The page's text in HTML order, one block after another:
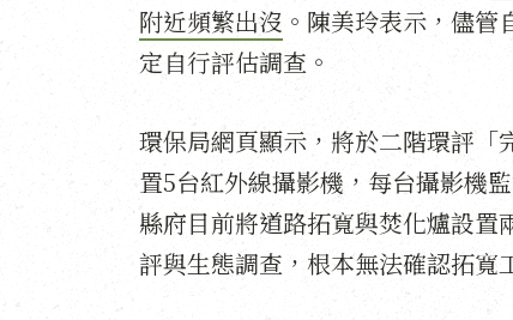
附近頻繁出沒 。陳美玲表示，儘
定自行評估調查。
環保局網頁顯示，將於二階環評「
置5台紅外線攝影機，每台攝影機
縣府目前將道路拓寬與焚化爐設
評與生態調查，根本無法確認拓寬